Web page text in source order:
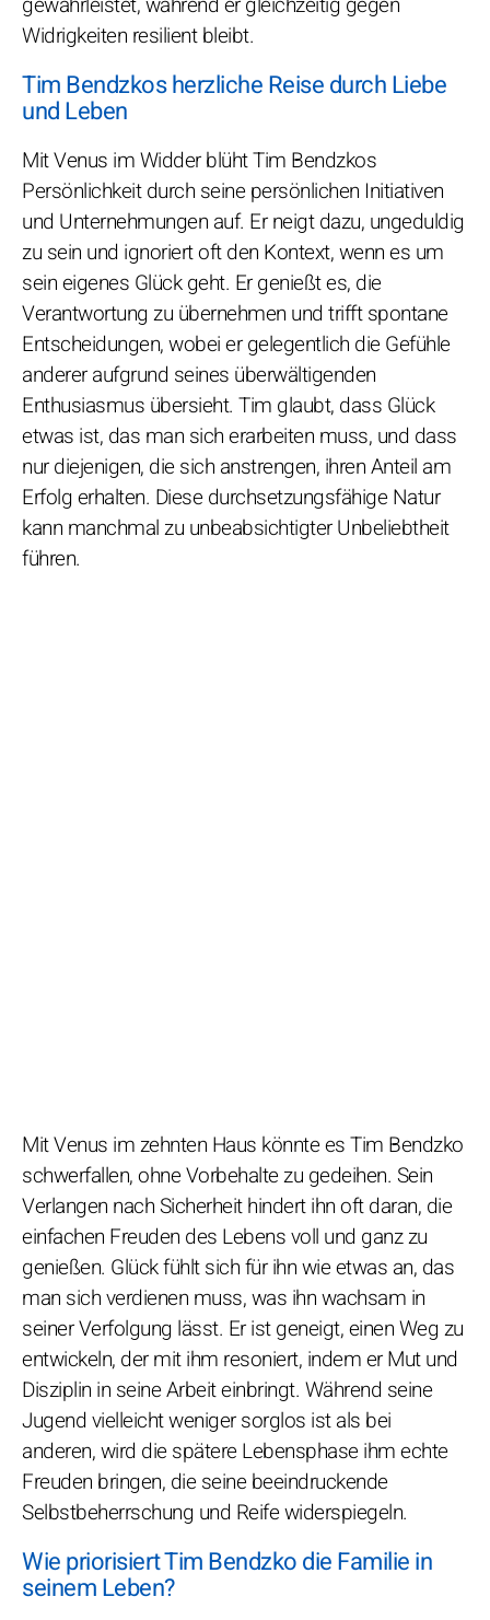
Widrigkeiten resilient bleibt.
Tim Bendzkos herzliche Reise durch Liebe
und Leben
Mit Venus im Widder blüht Tim Bendzkos
Persönlichkeit durch seine persönlichen Initiativen
und Unternehmungen auf. Er neigt dazu, ungeduldig
zu sein und ignoriert oft den Kontext, wenn es um
sein eigenes Glück geht. Er genießt es, die
Verantwortung zu übernehmen und trifft spontane
Entscheidungen, wobei er gelegentlich die Gefühle
anderer aufgrund seines überwältigenden
Enthusiasmus übersieht. Tim glaubt, dass Glück
etwas ist, das man sich erarbeiten muss, und dass
nur diejenigen, die sich anstrengen, ihren Anteil am
Erfolg erhalten. Diese durchsetzungsfähige Natur
kann manchmal zu unbeabsichtigter Unbeliebtheit
führen.
Mit Venus im zehnten Haus könnte es Tim Bendzko
schwerfallen, ohne Vorbehalte zu gedeihen. Sein
Verlangen nach Sicherheit hindert ihn oft daran, die
einfachen Freuden des Lebens voll und ganz zu
genießen. Glück fühlt sich für ihn wie etwas an, das
man sich verdienen muss, was ihn wachsam in
seiner Verfolgung lässt. Er ist geneigt, einen Weg zu
entwickeln, der mit ihm resoniert, indem er Mut und
Disziplin in seine Arbeit einbringt. Während seine
Jugend vielleicht weniger sorglos ist als bei
anderen, wird die spätere Lebensphase ihm echte
Freuden bringen, die seine beeindruckende
Selbstbeherrschung und Reife widerspiegeln.
Wie priorisiert Tim Bendzko die Familie in
seinem Leben?